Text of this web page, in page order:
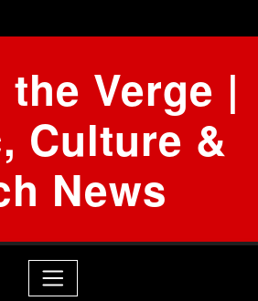
the Verge |
Culture &
News